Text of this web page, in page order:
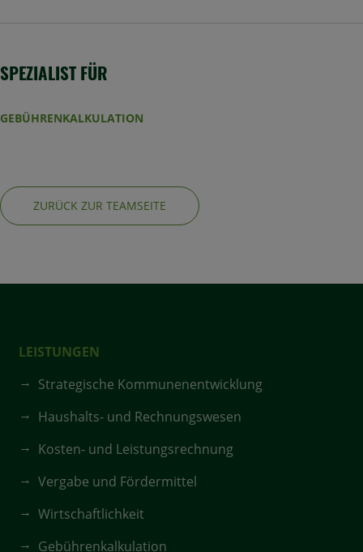
SPEZIALIST FÜR
GEBÜHRENKALKULATION
ZURÜCK ZUR TEAMSEITE
LEISTUNGEN
Strategische Kommunenentwicklung
Haushalts- und Rechnungswesen
Kosten- und Leistungsrechnung
Vergabe und Fördermittel
Wirtschaftlichkeit
Gebührenkalkulation